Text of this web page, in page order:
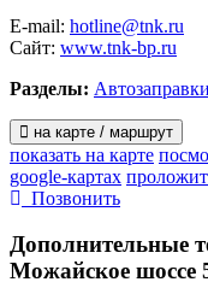
E-mail: hotline@tnk.ru
Сайт: www.tnk-bp.ru
Разделы:
на карте / маршрут
показать на карте
google-картах
Позвонить
Дополнительные
Можайское шоссе